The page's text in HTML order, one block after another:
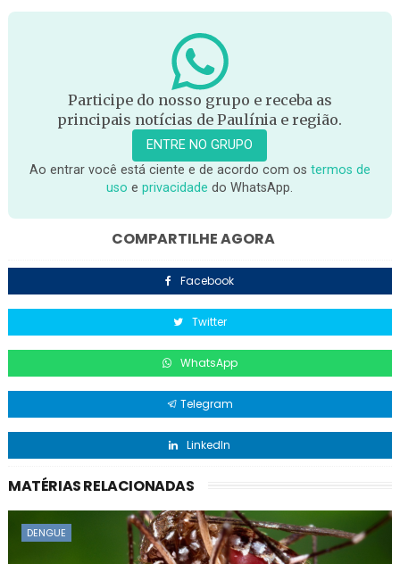
Participe do nosso grupo e receba as
principais notícias de Paulínia e região.
ENTRE NO GRUPO
Ao entrar você está ciente e de acordo com os termos de
uso eprivacidade do WhatsApp.
COMPARTILHE AGORA
Facebook
Twitter
WhatsApp
Telegram
LinkedIn
MATÉRIAS RELACIONADAS
DENGUE